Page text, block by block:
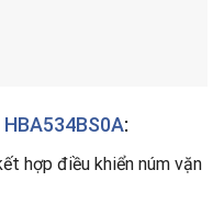
:
hợp điều khiển núm vặn